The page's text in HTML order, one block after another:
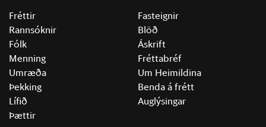
Fréttir
Rannsóknir
Fólk
Menning
Umræða
Þekking
Lífið
Þættir
Fasteignir
Blöð
Áskrift
Fréttabréf
Um Heimildina
Benda á frétt
Auglýsingar